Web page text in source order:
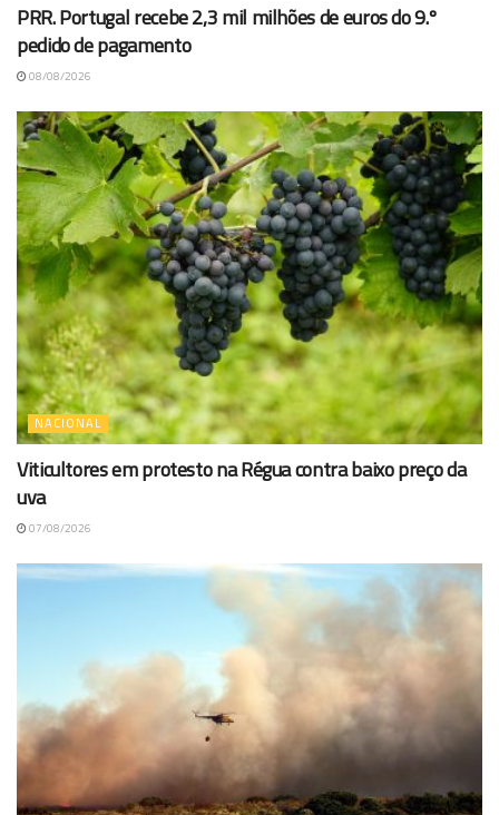
PRR. Portugal recebe 2,3 mil milhões de euros do 9.º
pedido de pagamento
08/08/2026
NACIONAL
Viticultores em protesto na Régua contra baixo preço da
uva
07/08/2026